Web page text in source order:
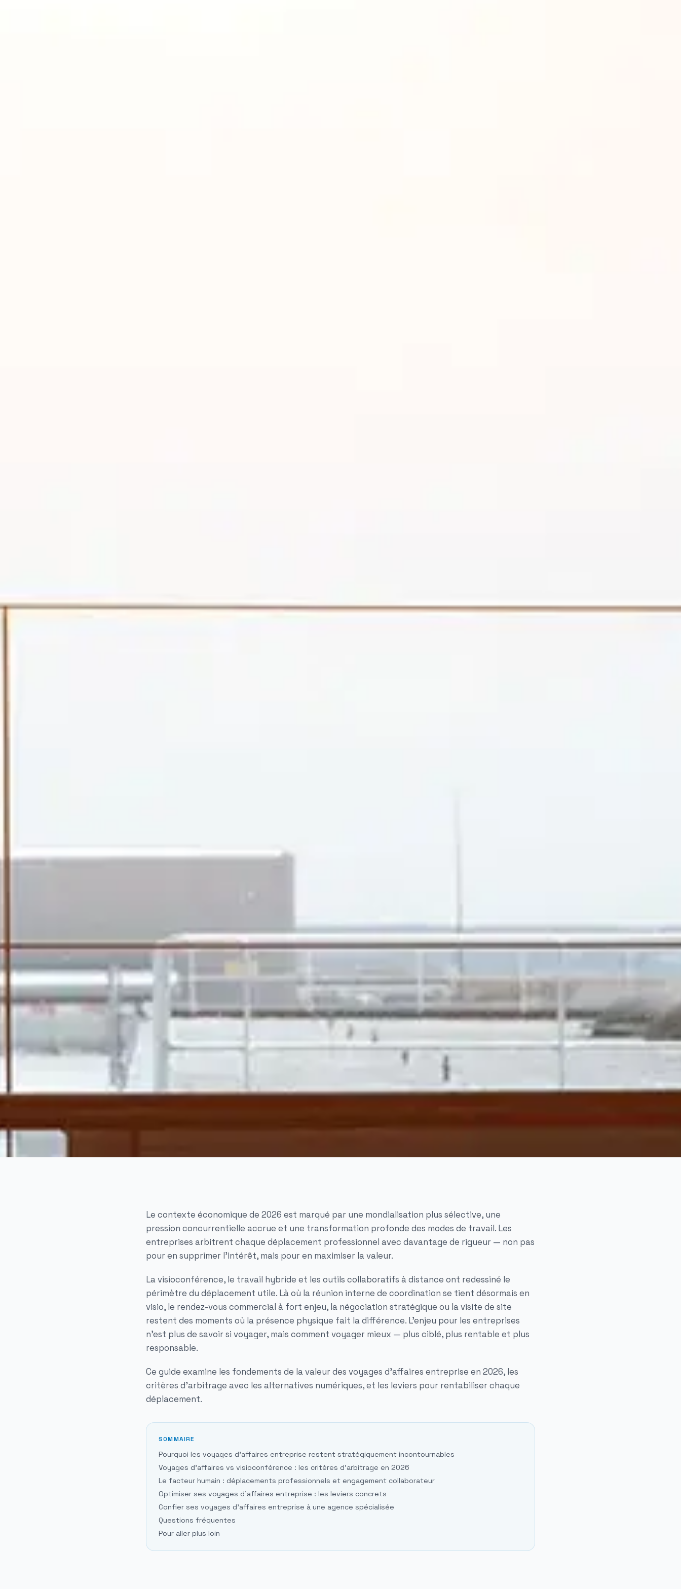
Le contexte économique de 2026 est marqué par une mondialisation plus sélective, une
pression concurrentielle accrue et une transformation profonde des modes de travail. Les
entreprises arbitrent chaque déplacement professionnel avec davantage de rigueur — non pas
pour en supprimer l'intérêt, mais pour en maximiser la valeur.
La visioconférence, le travail hybride et les outils collaboratifs à distance ont redessiné le
périmètre du déplacement utile. Là où la réunion interne de coordination se tient désormais en
visio, le rendez-vous commercial à fort enjeu, la négociation stratégique ou la visite de site
restent des moments où la présence physique fait la différence. L'enjeu pour les entreprises
n'est plus de savoir si voyager, mais comment voyager mieux — plus ciblé, plus rentable et plus
responsable.
Ce guide examine les fondements de la valeur des voyages d'affaires entreprise en 2026, les
critères d'arbitrage avec les alternatives numériques, et les leviers pour rentabiliser chaque
déplacement.
SOMMAIRE
Pourquoi les voyages d'affaires entreprise restent stratégiquement incontournables
Voyages d'affaires vs visioconférence : les critères d'arbitrage en 2026
Le facteur humain : déplacements professionnels et engagement collaborateur
Optimiser ses voyages d'affaires entreprise : les leviers concrets
Confier ses voyages d'affaires entreprise à une agence spécialisée
Questions fréquentes
Pour aller plus loin